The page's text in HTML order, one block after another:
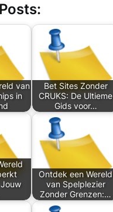
van
in
Bet Sites Zonder
CRUKS: De Ultieme
Gids voor…
Ontdek een Wereld
van Spelplezier
Zonder Grenzen:…